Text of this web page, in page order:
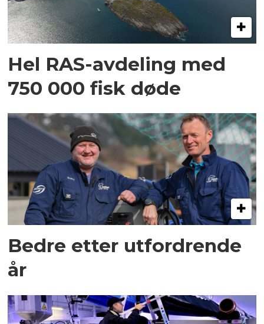
Hel RAS-avdeling med
750 000 fisk døde
Bedre etter utfordrende
år